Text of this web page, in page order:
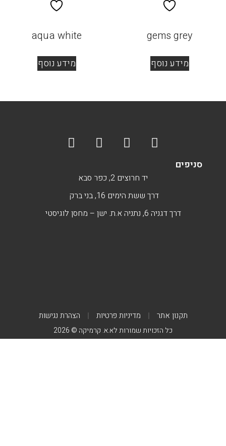
gems grey
מידע נוסף
aqua white
מידע נוסף
סניפים
יד חרוצים 2, כפר סבא
דרך ששת הימים 16, בני ברק
דרך דגניה 6, נתניה א.ת. ישן – מחסן לוגיסטי
תקנון אתר מדיניות פרטיות הצהרת נגישות
כל הזכויות שמורות לא.א. קרמיקה © 2026